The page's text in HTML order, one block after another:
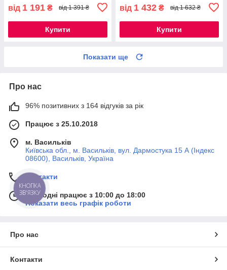
від 1 191 ₴ від 1 391 ₴
Купити
від 1 432 ₴ від 1 632 ₴
Купити
Показати ще
Про нас
96% позитивних з 164 відгуків за рік
Працює з 25.10.2018
м. Васильків
Київська обл., м. Васильків, вул. Дармостука 15 А (Індекс
08600), Васильків, Україна
Контакти
Сьогодні працює з 10:00 до 18:00
Показати весь графік роботи
Про нас
Контакти
КНОПКА
ЗВ'ЯЗКУ